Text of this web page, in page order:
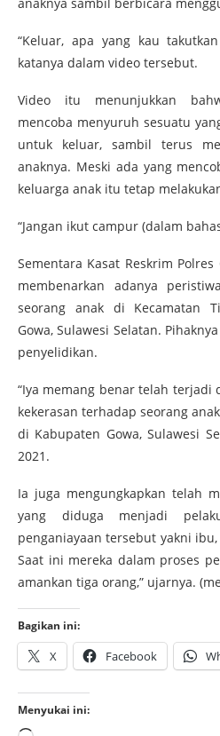
“Keluar, apa yang kau
katanya dalam video tersebut.
Video itu menunjukkan
mencoba menyuruh sesuatu
untuk keluar, sambil terus
anaknya. Meski ada yang
keluarga anak itu tetap
“Jangan ikut campur (dalam
Sementara Kasat Reskrim Polres
membenarkan adanya
seorang anak di Kecamatan
Gowa, Sulawesi Selatan.
penyelidikan.
“Iya memang benar telah terjadi
kekerasan terhadap seorang
di Kabupaten Gowa, Sulawesi
2021.
Ia juga mengungkapkan telah
yang diduga menjadi
penganiayaan tersebut yakni
Saat ini mereka dalam proses
amankan tiga orang,” ujarnya.
Bagikan ini:
X Facebook
Menyukai ini: